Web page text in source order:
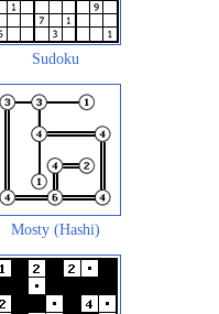
Sudoku
Mosty (Hashi)